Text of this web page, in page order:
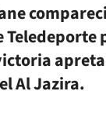
Al Jazira.